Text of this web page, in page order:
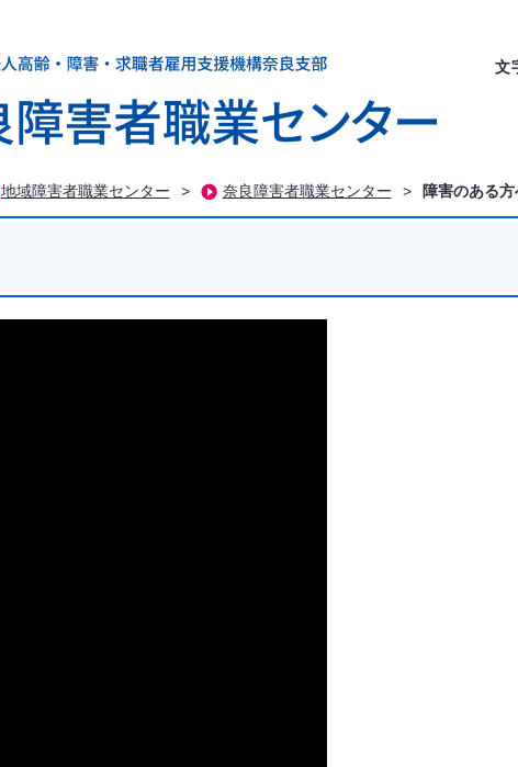
文
地域障害者職業センター > 奈良障害者職業センター > 障害のある